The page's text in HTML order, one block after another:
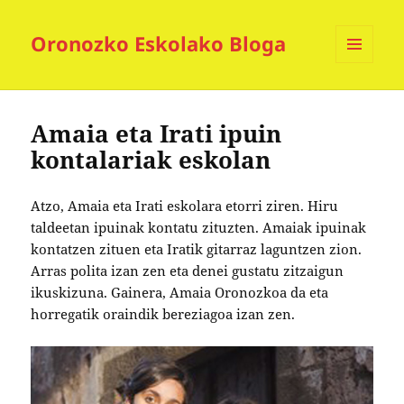
Oronozko Eskolako Bloga
Amaia eta Irati ipuin
kontalariak eskolan
Atzo, Amaia eta Irati eskolara etorri ziren. Hiru
taldeetan ipuinak kontatu zituzten. Amaiak ipuinak
kontatzen zituen eta Iratik gitarraz laguntzen zion.
Arras polita izan zen eta denei gustatu zitzaigun
ikuskizuna. Gainera, Amaia Oronozkoa da eta
horregatik oraindik bereziagoa izan zen.